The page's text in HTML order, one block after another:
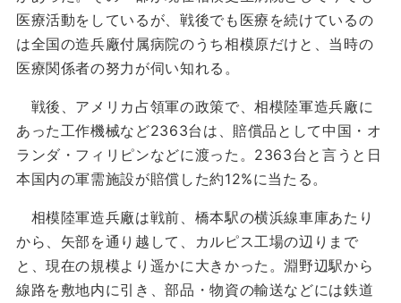
医療活動をしているが、戦後でも医療を続けているの
は全国の造兵廠付属病院のうち相模原だけと、当時の
医療関係者の努力が伺い知れる。
戦後、アメリカ占領軍の政策で、相模陸軍造兵廠に
あった工作機械など2363台は、賠償品として中国・オ
ランダ・フィリピンなどに渡った。2363台と言うと日
本国内の軍需施設が賠償した約12%に当たる。
相模陸軍造兵廠は戦前、橋本駅の横浜線車庫あたり
から、矢部を通り越して、カルピス工場の辺りまで
と、現在の規模より遥かに大きかった。淵野辺駅から
線路を敷地内に引き、部品・物資の輸送などには鉄道